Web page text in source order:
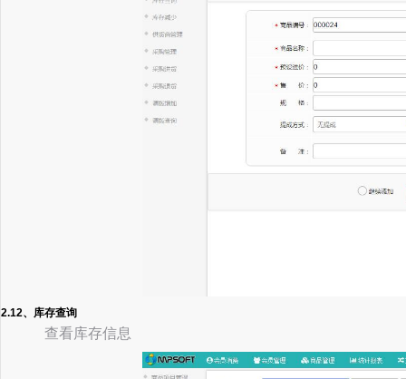
2.12、库存查询
查看库存信息